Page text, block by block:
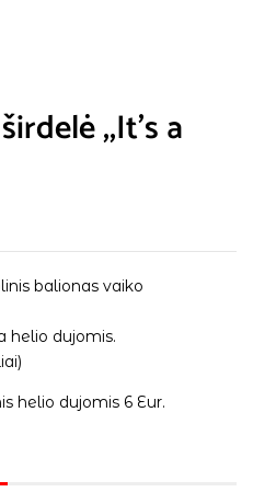
,,It’s a
balionas vaiko
helio dujomis.
helio dujomis 6 Eur.